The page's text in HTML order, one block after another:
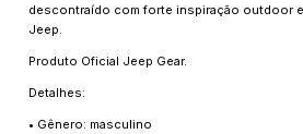
descontraído com forte inspiração outdoor
Jeep.
Produto Oficial Jeep Gear.
Detalhes:
• Gênero: masculino